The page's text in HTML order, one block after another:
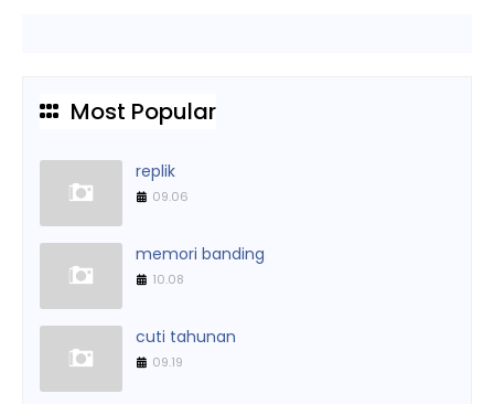
Most Popular
replik
09.06
memori banding
10.08
cuti tahunan
09.19